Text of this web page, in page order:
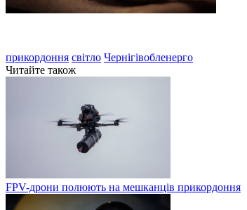
прикордоння світло Чернігівобленерго
Читайте також
FPV-дрони полюють на мешканців прикордоння